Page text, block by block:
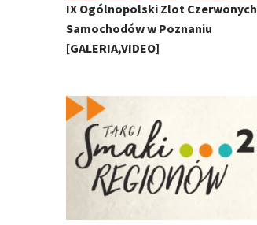
IX Ogólnopolski Zlot Czerwonych
Samochodów w Poznaniu
[GALERIA,VIDEO]